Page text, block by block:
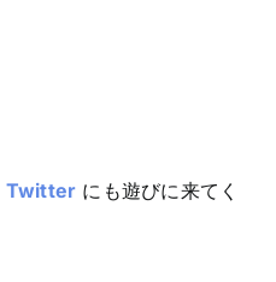
Twitter にも遊びに来てく